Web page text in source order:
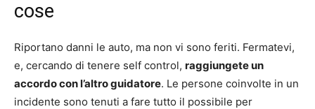
cose
Riportano danni le auto, ma non vi sono feriti. Fermatevi,
e, cercando di tenere self control, raggiungete un
accordo con l’altro guidatore. Le persone coinvolte in un
incidente sono tenuti a fare tutto il possibile per